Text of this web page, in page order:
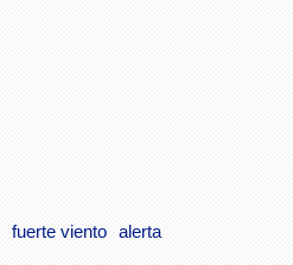
fuerte viento alerta